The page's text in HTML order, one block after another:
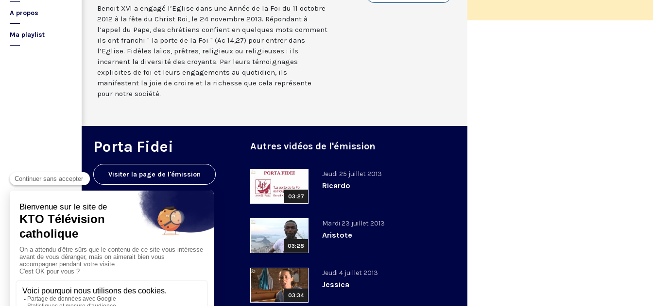
A propos
Ma playlist
Benoit XVI a engagé l’Eglise dans une Année de la Foi du 11 octobre
2012 à la fête du Christ Roi, le 24 novembre 2013. Répondant à
l’appel du Pape, des chrétiens confient en quelques mots comment
ils ont franchi " la porte de la Foi " (Ac 14,27) pour entrer dans
l’Eglise. Fidèles laïcs, prêtres, religieux ou religieuses : ils
incarnent la diversité des croyants. Par leurs témoignages
explicites de foi et leurs engagements au quotidien, ils
manifestent la joie de croire et la richesse que cela représente
pour notre société.
Porta Fidei
Visiter la page de l'émission
Autres vidéos de l'émission
03:27
Jeudi 25 juillet 2013
Ricardo
03:28
Mardi 23 juillet 2013
Aristote
03:34
Jeudi 4 juillet 2013
Jessica